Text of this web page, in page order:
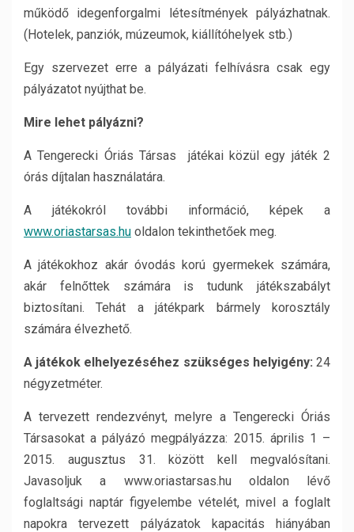
működő idegenforgalmi létesítmények pályázhatnak.
(Hotelek, panziók, múzeumok, kiállítóhelyek stb.)
Egy szervezet erre a pályázati felhívásra csak egy
pályázatot nyújthat be.
Mire lehet pályázni?
A Tengerecki Óriás Társas játékai közül egy játék 2
órás díjtalan használatára.
A játékokról további információ, képek a
www.oriastarsas.hu oldalon tekinthetőek meg.
A játékokhoz akár óvodás korú gyermekek számára,
akár felnőttek számára is tudunk játékszabályt
biztosítani. Tehát a játékpark bármely korosztály
számára élvezhető.
A játékok elhelyezéséhez szükséges helyigény: 24
négyzetméter.
A tervezett rendezvényt, melyre a Tengerecki Óriás
Társasokat a pályázó megpályázza: 2015. április 1 –
2015. augusztus 31. között kell megvalósítani.
Javasoljuk a www.oriastarsas.hu oldalon lévő
foglaltsági naptár figyelembe vételét, mivel a foglalt
napokra tervezett pályázatok kapacitás hiányában